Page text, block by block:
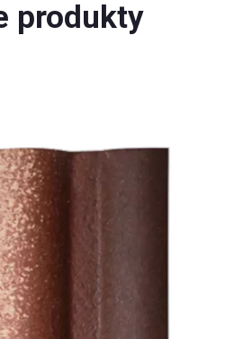
produkty